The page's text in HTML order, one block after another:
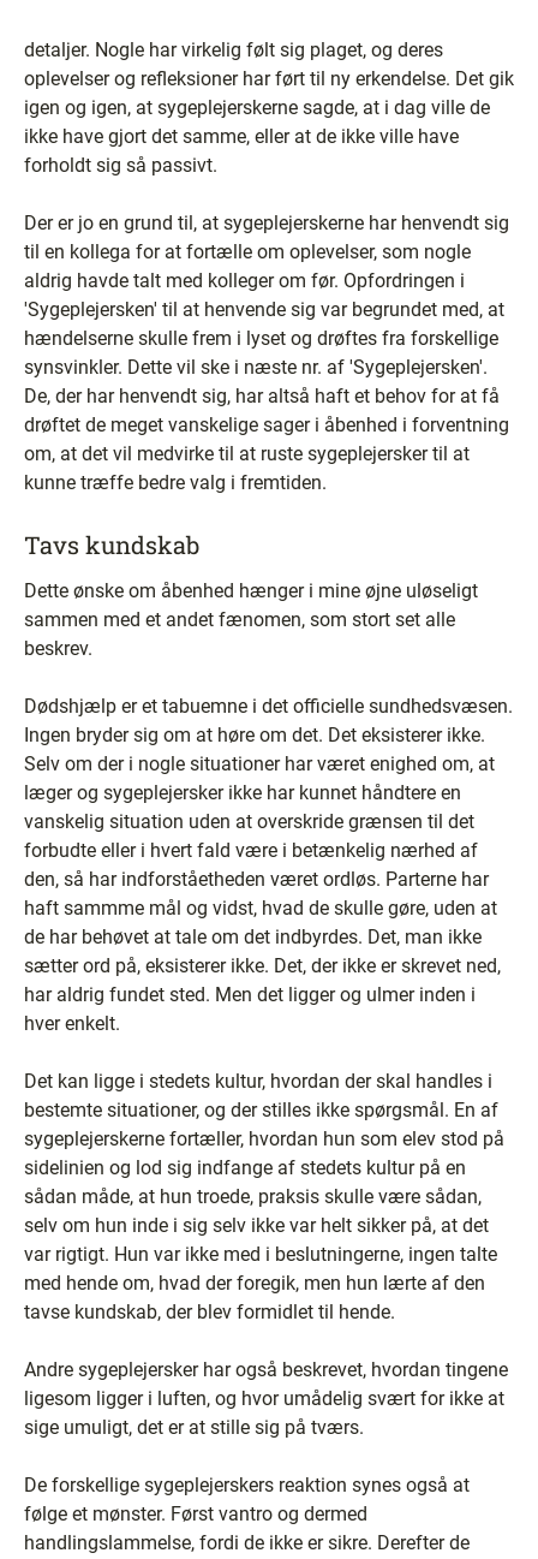
detaljer. Nogle har virkelig følt sig plaget, og deres
oplevelser og refleksioner har ført til ny erkendelse. Det gik
igen og igen, at sygeplejerskerne sagde, at i dag ville de
ikke have gjort det samme, eller at de ikke ville have
forholdt sig så passivt.
Der er jo en grund til, at sygeplejerskerne har henvendt sig
til en kollega for at fortælle om oplevelser, som nogle
aldrig havde talt med kolleger om før. Opfordringen i
'Sygeplejersken' til at henvende sig var begrundet med, at
hændelserne skulle frem i lyset og drøftes fra forskellige
synsvinkler. Dette vil ske i næste nr. af 'Sygeplejersken'.
De, der har henvendt sig, har altså haft et behov for at få
drøftet de meget vanskelige sager i åbenhed i forventning
om, at det vil medvirke til at ruste sygeplejersker til at
kunne træffe bedre valg i fremtiden.
Tavs kundskab
Dette ønske om åbenhed hænger i mine øjne uløseligt
sammen med et andet fænomen, som stort set alle
beskrev.
Dødshjælp er et tabuemne i det officielle sundhedsvæsen.
Ingen bryder sig om at høre om det. Det eksisterer ikke.
Selv om der i nogle situationer har været enighed om, at
læger og sygeplejersker ikke har kunnet håndtere en
vanskelig situation uden at overskride grænsen til det
forbudte eller i hvert fald være i betænkelig nærhed af
den, så har indforståetheden været ordløs. Parterne har
haft sammme mål og vidst, hvad de skulle gøre, uden at
de har behøvet at tale om det indbyrdes. Det, man ikke
sætter ord på, eksisterer ikke. Det, der ikke er skrevet ned,
har aldrig fundet sted. Men det ligger og ulmer inden i
hver enkelt.
Det kan ligge i stedets kultur, hvordan der skal handles i
bestemte situationer, og der stilles ikke spørgsmål. En af
sygeplejerskerne fortæller, hvordan hun som elev stod på
sidelinien og lod sig indfange af stedets kultur på en
sådan måde, at hun troede, praksis skulle være sådan,
selv om hun inde i sig selv ikke var helt sikker på, at det
var rigtigt. Hun var ikke med i beslutningerne, ingen talte
med hende om, hvad der foregik, men hun lærte af den
tavse kundskab, der blev formidlet til hende.
Andre sygeplejersker har også beskrevet, hvordan tingene
ligesom ligger i luften, og hvor umådelig svært for ikke at
sige umuligt, det er at stille sig på tværs.
De forskellige sygeplejerskers reaktion synes også at
følge et mønster. Først vantro og dermed
handlingslammelse, fordi de ikke er sikre. Derefter de